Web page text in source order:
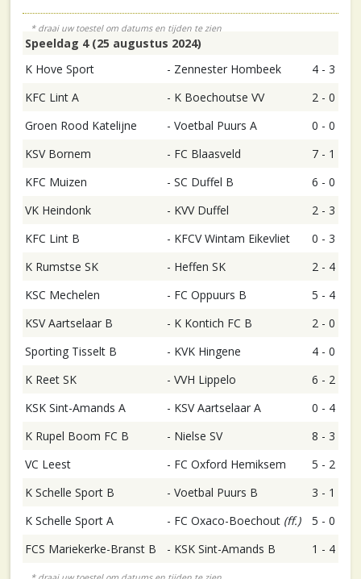
Speeldag 4 (25 augustus 2024)
K Hove Sport
- Zennester Hombeek
4 - 3
KFC Lint A
- K Boechoutse VV
2 - 0
Groen Rood Katelijne
- Voetbal Puurs A
0 - 0
KSV Bornem
- FC Blaasveld
7 - 1
KFC Muizen
- SC Duffel B
6 - 0
VK Heindonk
- KVV Duffel
2 - 3
KFC Lint B
- KFCV Wintam Eikevliet
0 - 3
K Rumstse SK
- Heffen SK
2 - 4
KSC Mechelen
- FC Oppuurs B
5 - 4
KSV Aartselaar B
- K Kontich FC B
2 - 0
Sporting Tisselt B
- KVK Hingene
4 - 0
K Reet SK
- VVH Lippelo
6 - 2
KSK Sint-Amands A
- KSV Aartselaar A
0 - 4
K Rupel Boom FC B
- Nielse SV
8 - 3
VC Leest
- FC Oxford Hemiksem
5 - 2
K Schelle Sport B
- Voetbal Puurs B
3 - 1
K Schelle Sport A
- FC Oxaco-Boechout (ff.)
5 - 0
FCS Mariekerke-Branst B
- KSK Sint-Amands B 1 - 4